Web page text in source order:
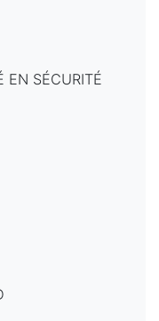
EN SÉCURITÉ